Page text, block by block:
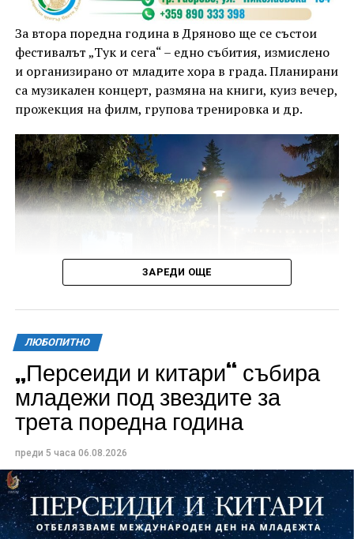
За втора поредна година в Дряново ще се състои
фестивалът „Тук и сега“ – едно събития, измислено
и организирано от младите хора в града. Планирани
са музикален концерт, размяна на книги, куиз вечер,
прожекция на филм, групова тренировка и др.
Всички събития ще се проведат в парк „Максим
Райкович“, срещу часовниковата кула, с вход
свободен. Програмата ще започне на 12 август с
изпълнители GoGo, Toria, ZoV & Vakavliev.
ЗАРЕДИ ОЩЕ
ЛЮБОПИТНО
„Персеиди и китари“ събира
младежи под звездите за
трета поредна година
преди 5 часа 06.08.2026